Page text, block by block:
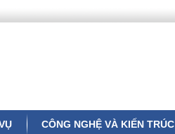
CÔNG NGHỆ VÀ KIẾN TRÚC